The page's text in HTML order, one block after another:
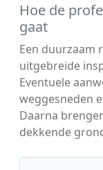
Hoe de
gaat
Een duurzaam
uitgebreide
Eventuele
weggesneden
Daarna
dekkende